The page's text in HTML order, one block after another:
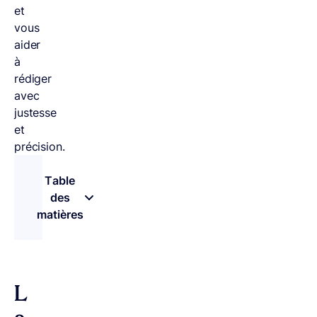
et
vous
aider
à
rédiger
avec
justesse
et
précision.
Table
des
matières
L